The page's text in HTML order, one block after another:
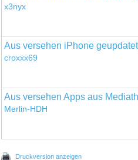
x3nyx
Aus versehen iPhone
croxxx69
Aus versehen Apps aus
Merlin-HDH
Druckversion anzeigen